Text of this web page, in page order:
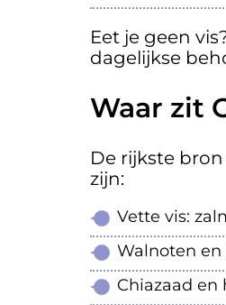
Eet je geen
dagelijkse
Waar zit
De rijkste
zijn:
Vette vis:
Walnoten en
Chiazaad en